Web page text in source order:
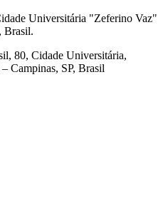
Universitária "Zeferino Vaz"
Brasil.
80, Cidade Universitária,
Campinas, SP, Brasil